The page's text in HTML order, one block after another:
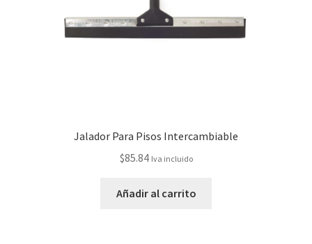
Jalador Para Pisos Intercambiable
$85.84 Iva incluido
Añadir al carrito